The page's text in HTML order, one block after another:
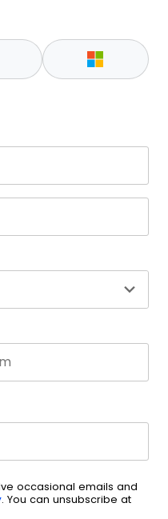
and should be
occasional emails and
. You can unsubscribe at